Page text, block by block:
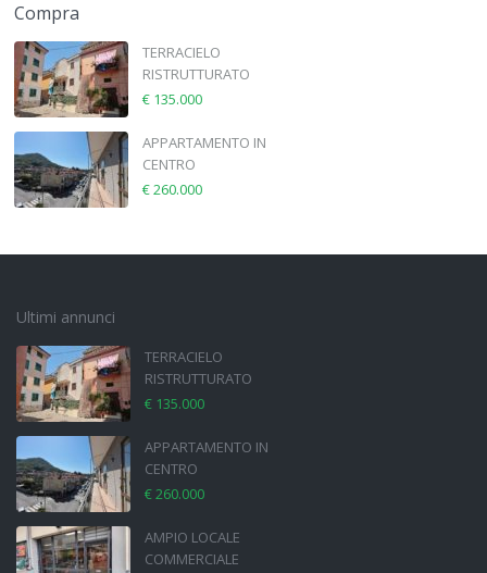
Compra
TERRACIELO
RISTRUTTURATO
€ 135.000
APPARTAMENTO IN
CENTRO
€ 260.000
Ultimi annunci
TERRACIELO
RISTRUTTURATO
€ 135.000
APPARTAMENTO IN
CENTRO
€ 260.000
AMPIO LOCALE
COMMERCIALE